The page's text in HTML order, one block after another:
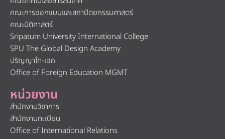
คณะการออกแบบและสถาปัตยกรรมศาสตร์
คณะนิติศาสตร์
Sripatum University International College
SPU The Global Design Academy
ปริญญาโท-เอก
Office of Foreign Education MGMT
หน่วยงาน
สำนักงานวิชาการ
สำนักงานทะเบียน
Office of International Relations